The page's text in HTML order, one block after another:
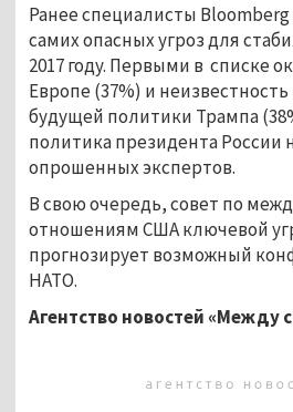
Ранее специалисты
самих опасных угроз для
2017 году. Первыми в списке
Европе (37%) и
будущей политики Трампа
политика президента России
опрошенных экспертов.
В свою очередь, совет по
отношениям США ключевой
прогнозирует возможный
НАТО.
Агентство новостей «Между